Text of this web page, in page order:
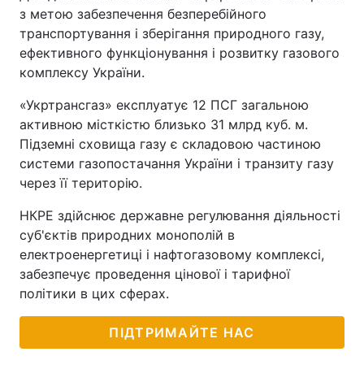
з метою забезпечення безперебійного
транспортування і зберігання природного газу,
ефективного функціонування і розвитку газового
комплексу України.
«Укртрансгаз» експлуатує 12 ПСГ загальною
активною місткістю близько 31 млрд куб. м.
Підземні сховища газу є складовою частиною
системи газопостачання України і транзиту газу
через її територію.
НКРЕ здійснює державне регулювання діяльності
суб'єктів природних монополій в
електроенергетиці і нафтогазовому комплексі,
забезпечує проведення цінової і тарифної
політики в цих сферах.
ПІДТРИМАЙТЕ НАС